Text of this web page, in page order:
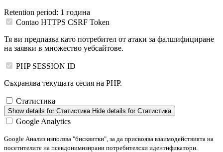
Retention period: 1 година
Contao HTTPS CSRF Token
Тя ви предпазва като потребител от атаки за фалшифициране
на заявки в множество уебсайтове.
PHP SESSION ID
Съхранява текущата сесия на PHP.
Статистика
Show details for Статистика Hide details for Статистика
Google Analytics
Google Анализ използва "бисквитки", за да присвоява взаимодействията на
посетителите на псевдонимизирани потребителски идентификатори.